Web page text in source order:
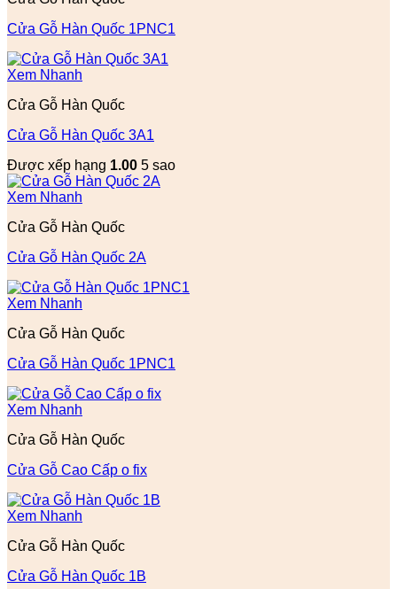
Cửa Gỗ Hàn Quốc 1PNC1
Xem Nhanh
Cửa Gỗ Hàn Quốc
Cửa Gỗ Hàn Quốc 3A1
Được xếp hạng 1.00 5 sao
Xem Nhanh
Cửa Gỗ Hàn Quốc
Cửa Gỗ Hàn Quốc 2A
Xem Nhanh
Cửa Gỗ Hàn Quốc
Cửa Gỗ Hàn Quốc 1PNC1
Xem Nhanh
Cửa Gỗ Hàn Quốc
Cửa Gỗ Cao Cấp o fix
Xem Nhanh
Cửa Gỗ Hàn Quốc
Cửa Gỗ Hàn Quốc 1B